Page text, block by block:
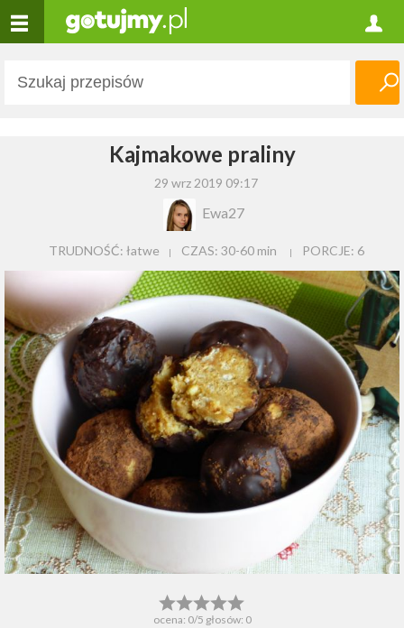
Kajmakowe praliny
29 wrz 2019 09:17
Ewa27
TRUDNOŚĆ: łatwe CZAS:30-60 min PORCJE: 6
ocena: 0/5 głosów: 0